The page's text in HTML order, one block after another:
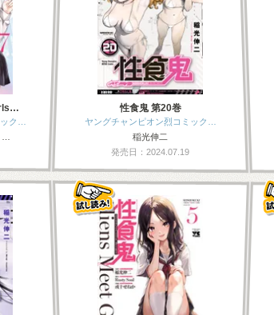
ク…
性食鬼 第20巻
ヤングチャンピオン烈コミック…
稲光伸二
発売日：2024.07.19